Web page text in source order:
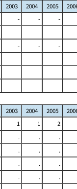
2003 2004 2005
- -
-
- -
-
2003 2004 2005
1 1
2
. .
.
. .
.
. .
.
. .
.